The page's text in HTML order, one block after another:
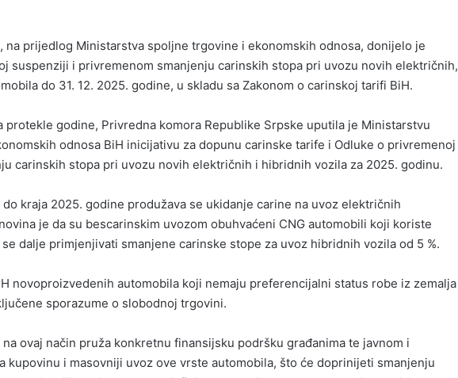
e
m
a
l
na prijedlog Ministarstva spoljne trgovine i ekonomskih odnosa, donijelo je
suspenziji i privremenom smanjenju carinskih stopa pri uvozu novih električnih,
do 31. 12. 2025. godine, u skladu sa Zakonom o carinskoj tarifi BiH.
protekle godine, Privredna komora Republike Srpske uputila je Ministarstvu
odnosa BiH inicijativu za dopunu carinske tarife i Odluke o privremenoj
carinskih stopa pri uvozu novih električnih i hibridnih vozila za 2025. godinu.
kraja 2025. godine produžava se ukidanje carine na uvoz električnih
je da su bescarinskim uvozom obuhvaćeni CNG automobili koji koriste
dalje primjenjivati smanjene carinske stope za uvoz hibridnih vozila od 5 %.
novoproizvedenih automobila koji nemaju preferencijalni status robe iz zemalja
sporazume o slobodnoj trgovini.
ovaj način pruža konkretnu finansijsku podršku građanima te javnom i
kupovinu i masovniji uvoz ove vrste automobila, što će doprinijeti smanjenju